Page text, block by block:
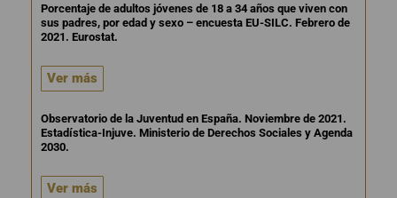
Porcentaje de adultos jóvenes de 18 a 34 años que viven con
sus padres, por edad y sexo – encuesta EU-SILC. Febrero de
2021. Eurostat.
Ver más
Observatorio de la Juventud en España. Noviembre de 2021.
Estadística-Injuve. Ministerio de Derechos Sociales y Agenda
2030.
Ver más